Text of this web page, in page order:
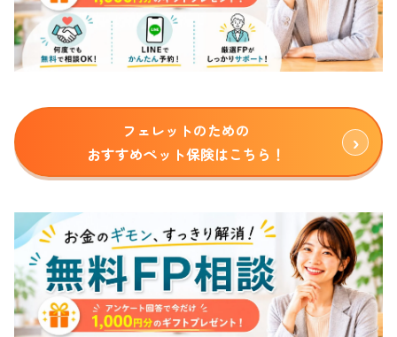
フェレットのための
おすすめペット保険はこちら！